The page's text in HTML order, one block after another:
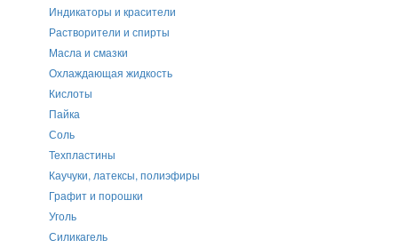
Индикаторы и красители
Растворители и спирты
Масла и смазки
Охлаждающая жидкость
Кислоты
Пайка
Соль
Техпластины
Каучуки, латексы, полиэфиры
Графит и порошки
Уголь
Силикагель